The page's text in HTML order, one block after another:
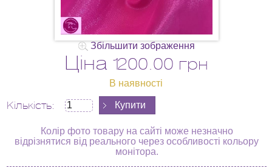
Збільшити зображення
Ціна 1200.00 грн
В наявності
Кількість:
Колір фото товару на сайті може незначно
відрізнятися від реального через особливості кольору
монітора.